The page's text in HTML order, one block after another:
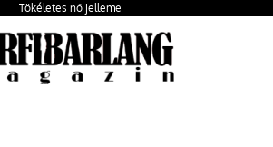
Tökéletes nő jelleme